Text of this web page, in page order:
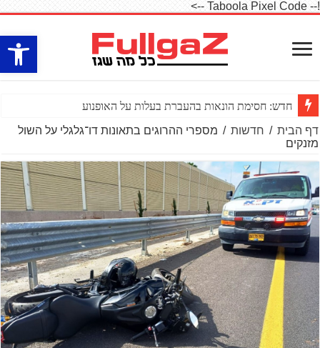
פתח
!-- Taboola Pixel Code -->
חדש: חסימת הונאות בהעברת בעלות על האופנוע
דף הבית / חדשות / מספרי ההרוגים בתאונות דו־גלגלי על השול
מזנקים